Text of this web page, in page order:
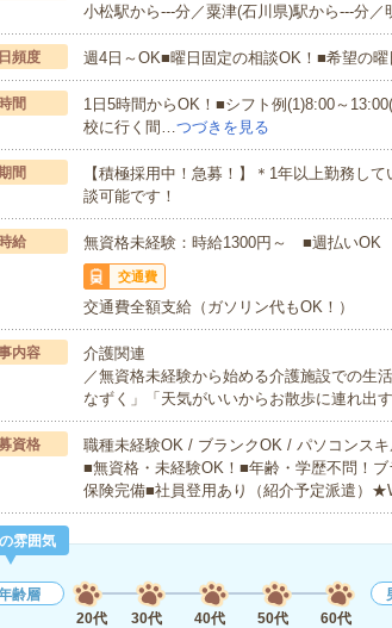
小松駅から---分／粟津(石川県)駅から---分／
頻度 週4日～OK■曜日固定の相談OK！■希望の曜
時間
1日5時間からOK！■シフト例(1)8:00～
校に行く間…つづきを見る
間
【積極採用中！急募！】＊1年以上勤務し
談可能です！
時給 無資格未経験：時給1300円～ ■週払い
交通費
交通費全額支給（ガソリン代もOK！）
内容
介護関連
／無資格未経験から始める介護施設での生
なずく」「天気がいいからお散歩に連れ出
資格
職種未経験OK / ブランクOK / パソコンス
■無資格・未経験OK！■年齢・学歴不問！
保険完備■社員登用あり（紹介予定派遣）
雰囲気
齢層
20代
30代 40代 50代 60代